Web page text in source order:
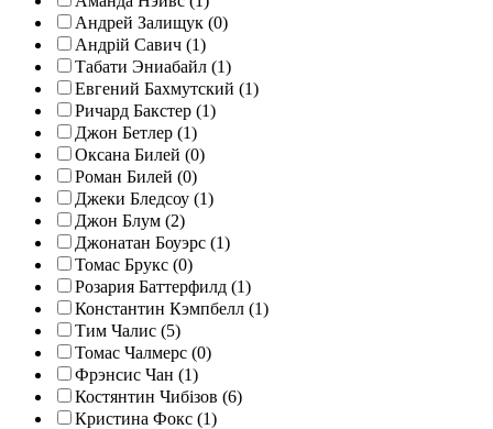
Андрей Залищук (0)
Андрій Савич (1)
Табати Эниабайл (1)
Евгений Бахмутский (1)
Ричард Бакстер (1)
Джон Бетлер (1)
Оксана Билей (0)
Роман Билей (0)
Джеки Бледсоу (1)
Джон Блум (2)
Джонатан Боуэрс (1)
Томас Брукс (0)
Розария Баттерфилд (1)
Константин Кэмпбелл (1)
Тим Чалис (5)
Томас Чалмерс (0)
Фрэнсис Чан (1)
Костянтин Чибізов (6)
Кристина Фокс (1)